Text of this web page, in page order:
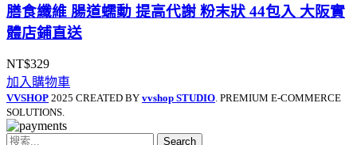
膳食纖維 腸道蠕動 提高代謝 粉末狀 44包入 大阪實
體店鋪直送
NT$329
加入購物車
VVSHOP 2025 CREATED BY vvshop STUDIO . PREMIUM E-COMMERCE
SOLUTIONS.
Search